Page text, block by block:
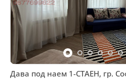
Дава под наем 1-СТАЕН, гр.